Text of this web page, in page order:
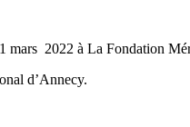
mars 2022 à La Fondation
d’Annecy.